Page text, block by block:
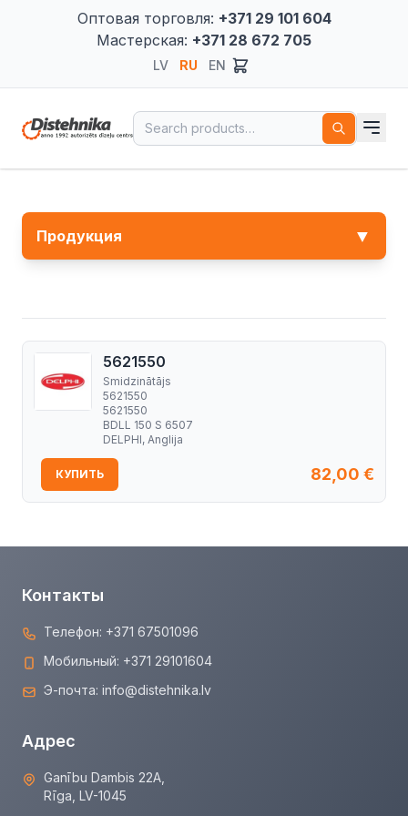
Оптовая торговля: +371 29 101 604
Мастерская: +371 28 672 705
LV RU EN
Search for:
Продукция ▼
5621550
Smidzinātājs
5621550
5621550
BDLL 150 S 6507
DELPHI, Anglija
82,00 €
КУПИТЬ
Контакты
Телефон: +371 67501096
Мобильный: +371 29101604
Э-почта: info@distehnika.lv
Адрес
Ganību Dambis 22A,
Rīga, LV-1045